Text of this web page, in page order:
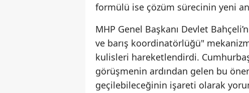
formülü ise çözüm sürecinin yeni
MHP Genel Başkanı Devlet
ve barış koordinatörlüğü"
kulisleri hareketlendirdi.
görüşmenin ardından gelen bu
geçilebileceğinin işareti olarak